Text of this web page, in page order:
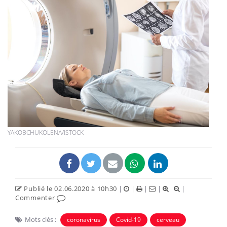
YAKOBCHUKOLENA/ISTOCK
Publié le 02.06.2020 à 10h30 | | | |
|
Commenter
Mots clés : coronavirus Covid-19 cerveau